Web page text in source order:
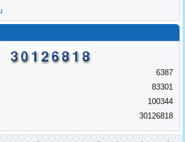
6387
83301
100344
30126818